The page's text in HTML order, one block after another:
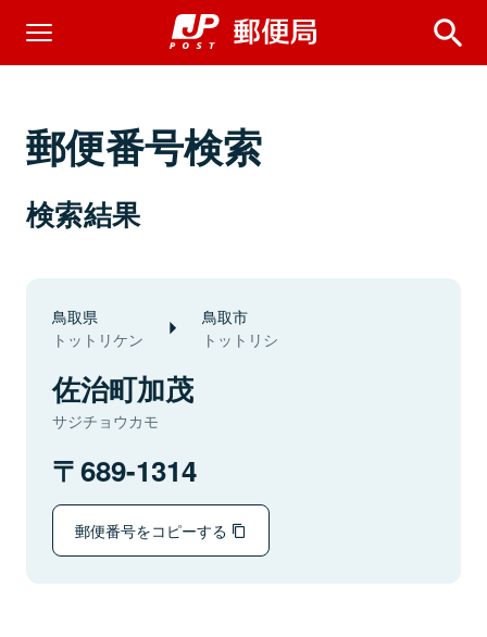
郵便番号検索
検索結果
鳥取県
トットリケン
鳥取市
トットリシ
佐治町加茂
サジチョウカモ
689-1314
郵便番号をコピーする